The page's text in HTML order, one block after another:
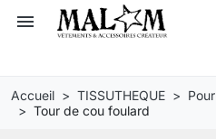
menu
Accueil TISSUTHEQUE
Tour de cou foulard